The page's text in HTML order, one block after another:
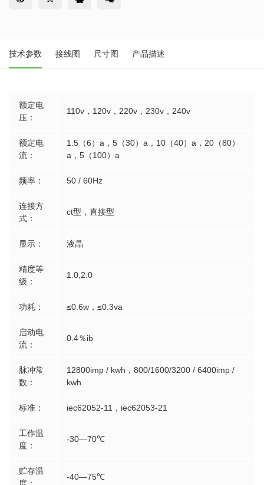
技术参数 接线图 尺寸图 产品描述
额定电
压：
110v，120v，220v，230v，240v
额定电
流：
1.5（6）a，5（30）a，10（40）a，20（80）
a，5（100）a
频率： 50 / 60Hz
连接方
式：
ct型，直接型
显示： 液晶
精度等
级：
1.0,2.0
功耗： ≤0.6w，≤0.3va
启动电
流：
0.4％ib
脉冲常
数：
12800imp / kwh，800/1600/3200 / 6400imp /
kwh
标准： iec62052-11，iec62053-21
工作温
度：
-30—70℃
贮存温
-40—75℃